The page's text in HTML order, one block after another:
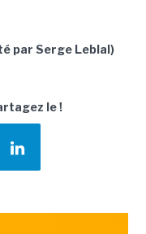
par Serge Leblal)
le !